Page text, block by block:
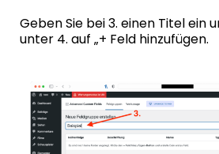
Geben Sie bei 3. einen Titel ein
unter 4. auf „+ Feld hinzufügen.